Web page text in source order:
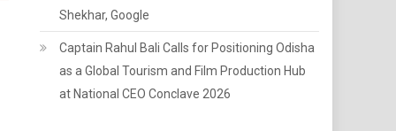
Shekhar, Google
Captain Rahul Bali Calls for Positioning Odisha
as a Global Tourism and Film Production Hub
at National CEO Conclave 2026